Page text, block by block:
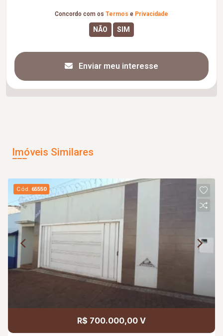
Concordo com os Termos e Privacidade
Enviar meu interesse
Imóveis Similares
Cód. 65550
R$ 700.000,00 V